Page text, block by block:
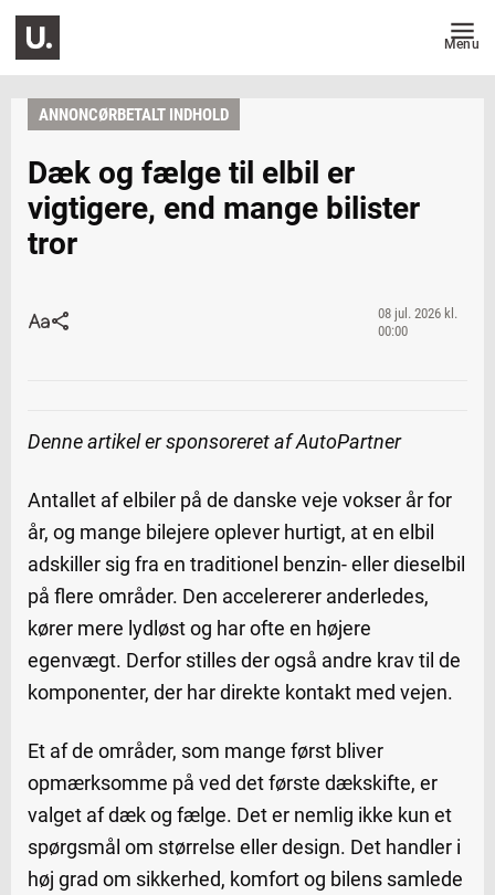
Menu
ANNONCØRBETALT INDHOLD
Dæk og fælge til elbil er
vigtigere, end mange bilister
tror
08 jul. 2026 kl.
00:00
Denne artikel er sponsoreret af AutoPartner
Antallet af elbiler på de danske veje vokser år for
år, og mange bilejere oplever hurtigt, at en elbil
adskiller sig fra en traditionel benzin- eller dieselbil
på flere områder. Den accelererer anderledes,
kører mere lydløst og har ofte en højere
egenvægt. Derfor stilles der også andre krav til de
komponenter, der har direkte kontakt med vejen.
Et af de områder, som mange først bliver
opmærksomme på ved det første dækskifte, er
valget af dæk og fælge. Det er nemlig ikke kun et
spørgsmål om størrelse eller design. Det handler i
høj grad om sikkerhed, komfort og bilens samlede